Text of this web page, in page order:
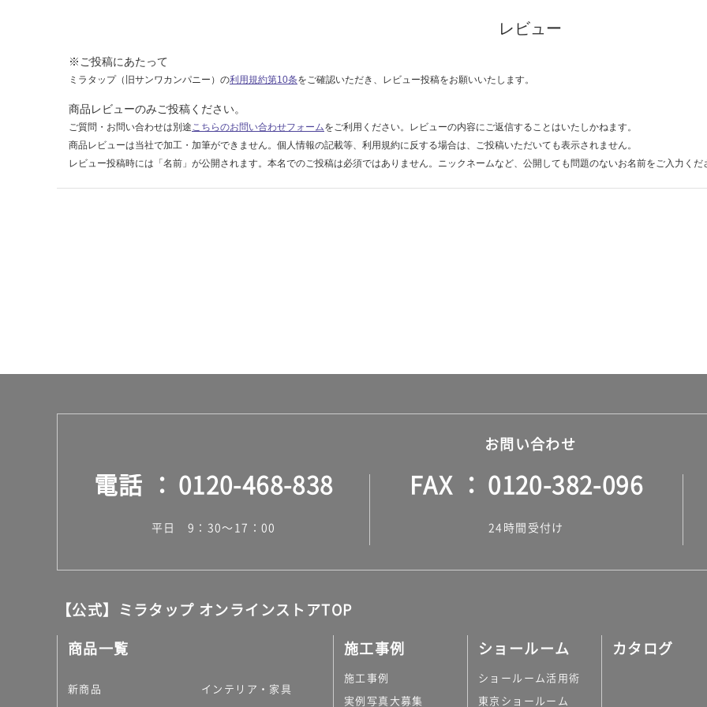
レビュー
※ご投稿にあたって
ミラタップ（旧サンワカンパニー）の利用規約第10条をご確認いただき、レビュー投稿をお願いいたします。
商品レビューのみご投稿ください。
ご質問・お問い合わせは別途こちらのお問い合わせフォームをご利用ください。レビューの内容にご返信することはいたしかねます。
商品レビューは当社で加工・加筆ができません。個人情報の記載等、利用規約に反する場合は、ご投稿いただいても表示されません。
レビュー投稿時には「名前」が公開されます。本名でのご投稿は必須ではありません。ニックネームなど、公開しても問題のないお名前をご入力くだ
お問い合わせ
電話 0120-468-838
平日 9：30～17：00
FAX 0120-382-096
24時間受付け
【公式】ミラタップ オンラインストアTOP
商品一覧
新商品
インテリア・家具
施工事例
施工事例
実例写真大募集
ショールーム
ショールーム活用術
東京ショールーム
カタログ